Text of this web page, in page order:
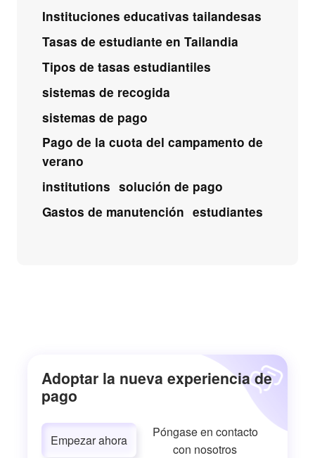
Instituciones educativas tailandesas
Tasas de estudiante en Tailandia
Tipos de tasas estudiantiles
sistemas de recogida
sistemas de pago
Pago de la cuota del campamento de
verano
institutions solución de pago
Gastos de manutención estudiantes
Adoptar la nueva experiencia de
pago
Empezar ahora
Póngase en contacto
con nosotros